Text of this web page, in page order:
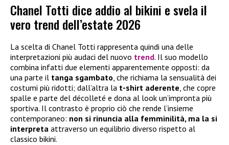
Chanel Totti dice addio al bikini e svela il
vero trend dell’estate 2026
La scelta di Chanel Totti rappresenta quindi una delle
interpretazioni più audaci del nuovo trend. Il suo modello
combina infatti due elementi apparentemente opposti: da
una parte il tanga sgambato, che richiama la sensualità dei
costumi più ridotti; dall’altra la t-shirt aderente, che copre
spalle e parte del décolleté e dona al look un’impronta più
sportiva. Il contrasto è proprio ciò che rende l’insieme
contemporaneo: non si rinuncia alla femminilità, ma la si
interpreta attraverso un equilibrio diverso rispetto al
classico bikini.